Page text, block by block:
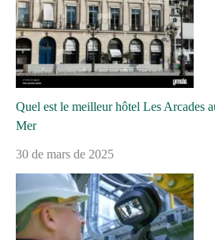
Quel est le meilleur hôtel Les Arcades
Mer
30 de mars de 2025